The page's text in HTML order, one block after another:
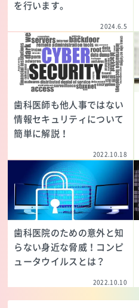
を行います。
2024.6.5
歯科医師も他人事ではない
情報セキュリティについて
簡単に解説！
2022.10.18
歯科医院のための意外と知
らない身近な脅威！コンピ
ュータウイルスとは？
2022.10.10